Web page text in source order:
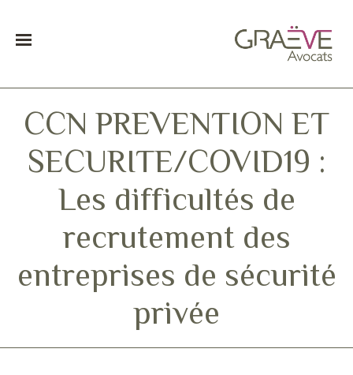
CCN PREVENTION ET
SECURITE/COVID19 :
Les difficultés de
recrutement des
entreprises de sécurité
privée